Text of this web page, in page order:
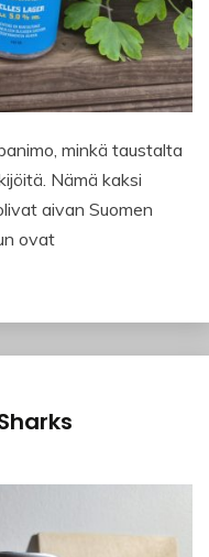
minkä taustalta
Nämä kaksi
aivan Suomen
ovat